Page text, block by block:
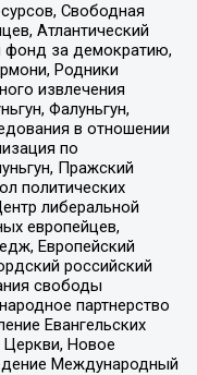
Свободная
Атлантический
фонд за демократию,
Родники
извлечения
Фалуньгун,
в отношении
по
Пражский
политических
либеральной
европейцев,
Европейский
российский
свободы
партнерство
Евангельских
Церкви, Новое
Международный